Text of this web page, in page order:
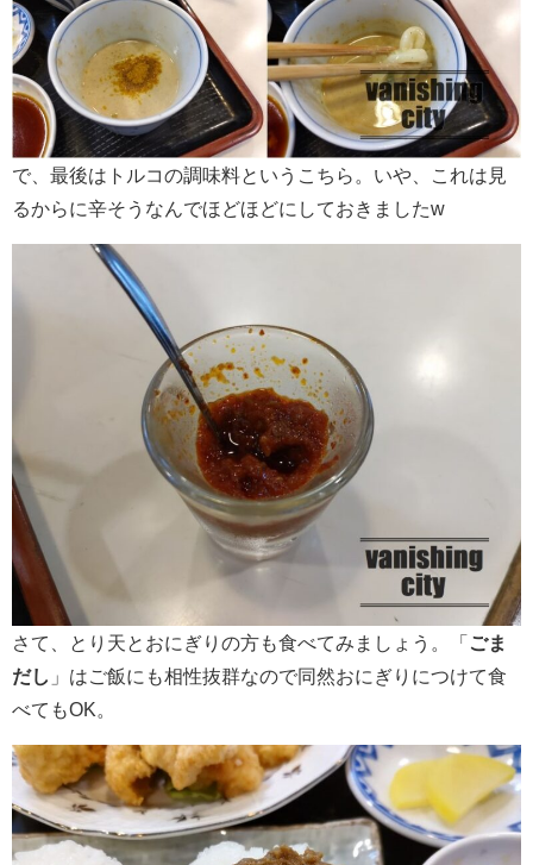
で、最後はトルコの調味料というこちら。いや、これは見
るからに辛そうなんでほどほどにしておきましたw
さて、とり天とおにぎりの方も食べてみましょう。「 ごま
だし 」はご飯にも相性抜群なので同然おにぎりにつけて食
べてもOK。